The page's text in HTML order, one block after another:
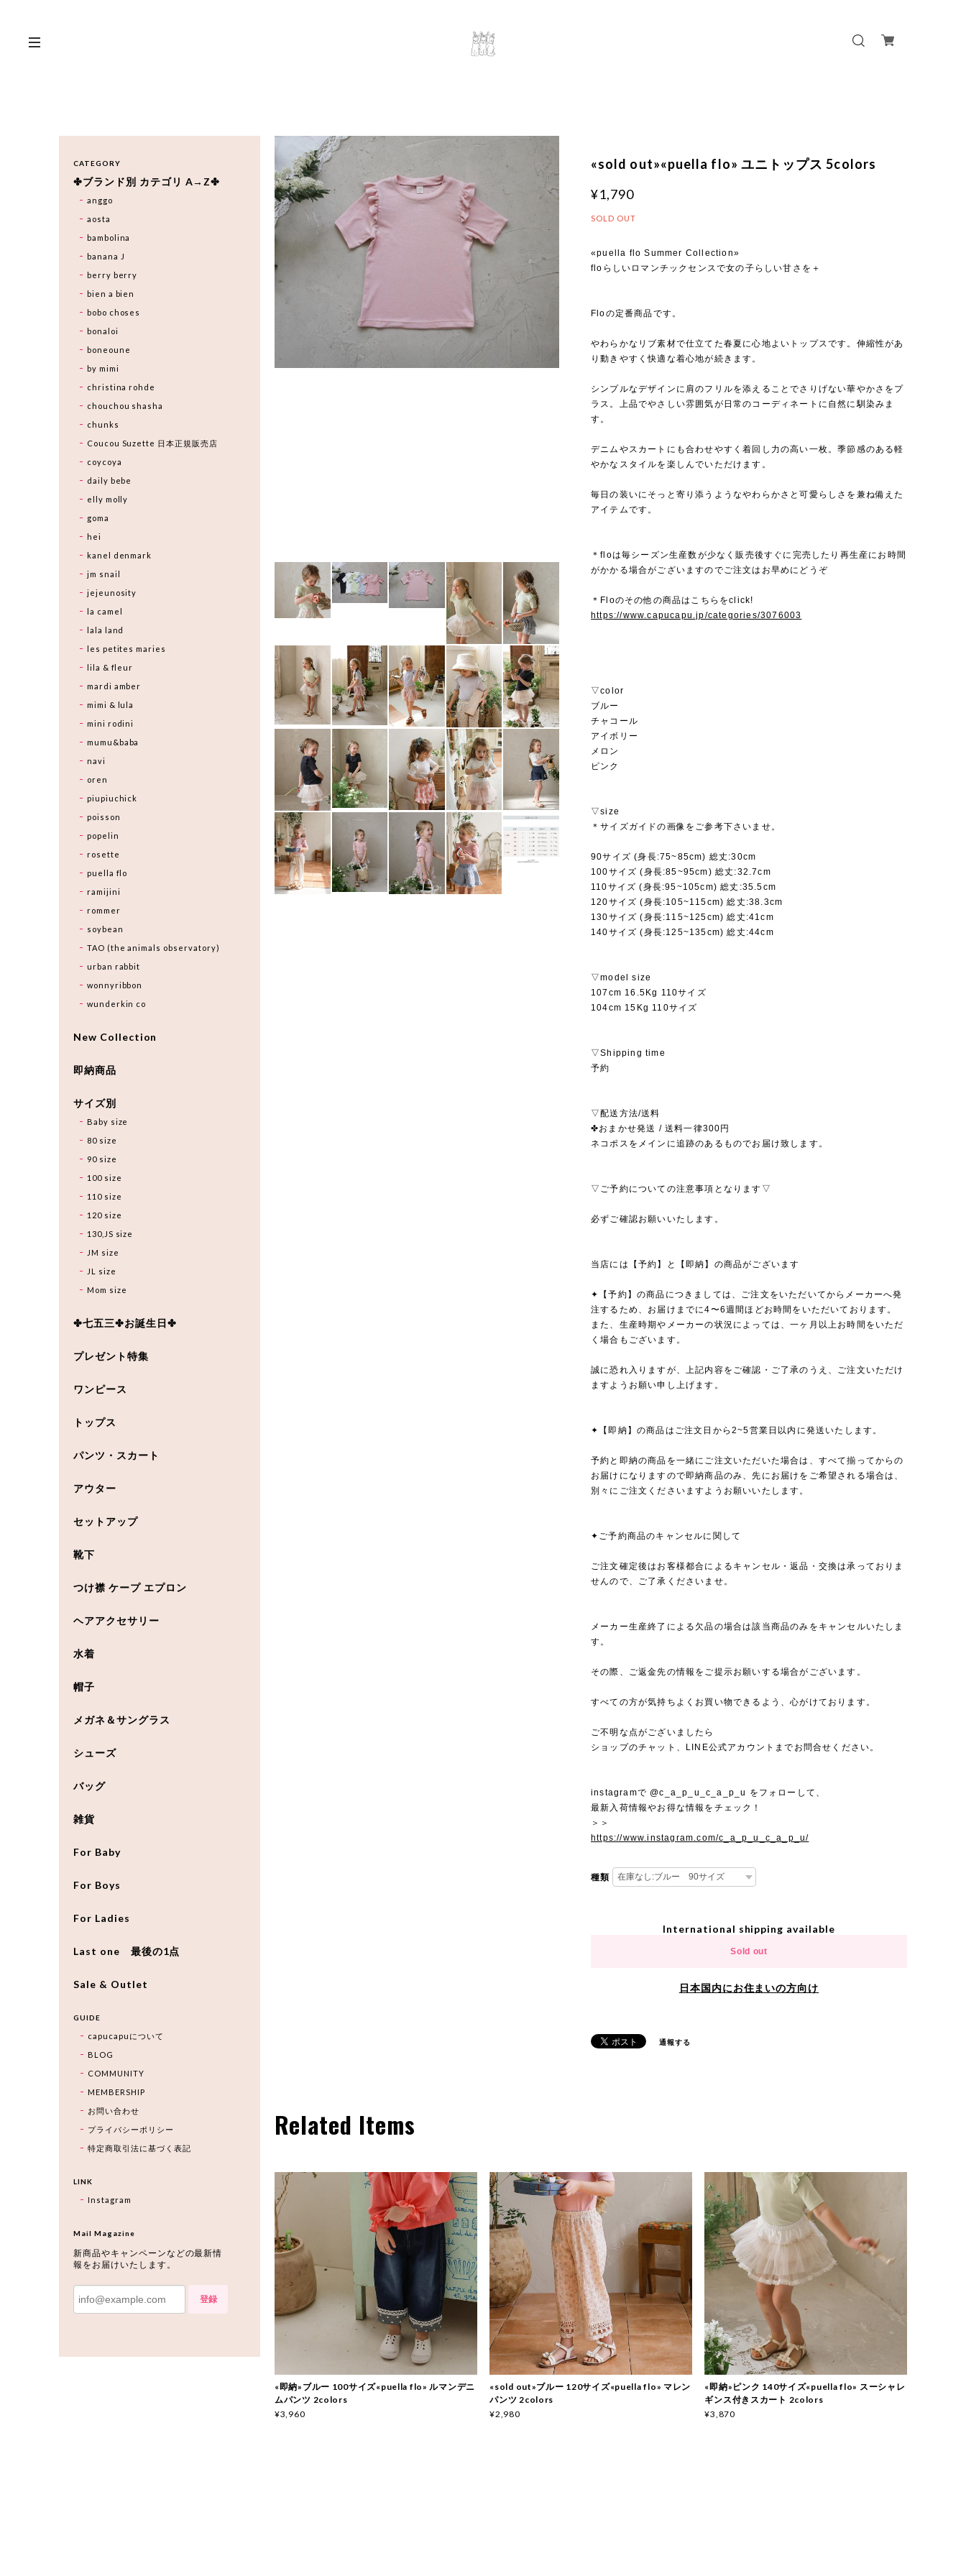
«sold out»«puella flo» ユニトップス 5colors
¥1,790
SOLD OUT
«puella flo Summer Collection»
floらしいロマンチックセンスで女の子らしい甘さを＋
Floの定番商品です。
やわらかなリブ素材で仕立てた春夏に心地よいトップスです。伸縮性があ
り動きやすく快適な着心地が続きます。
シンプルなデザインに肩のフリルを添えることでさりげない華やかさをプ
ラス。上品でやさしい雰囲気が日常のコーディネートに自然に馴染みま
す。
デニムやスカートにも合わせやすく着回し力の高い一枚。季節感のある軽
やかなスタイルを楽しんでいただけます。
毎日の装いにそっと寄り添うようなやわらかさと可愛らしさを兼ね備えた
アイテムです。
＊floは毎シーズン生産数が少なく販売後すぐに完売したり再生産にお時間
がかかる場合がございますのでご注文はお早めにどうぞ
＊Floのその他の商品はこちらをclick!
https://www.capucapu.jp/categories/3076003
▽color
ブルー
チャコール
アイボリー
メロン
ピンク
▽size
＊サイズガイドの画像をご参考下さいませ。
90サイズ (身長:75~85cm) 総丈:30cm
100サイズ (身長:85~95cm) 総丈:32.7cm
110サイズ (身長:95~105cm) 総丈:35.5cm
120サイズ (身長:105~115cm) 総丈:38.3cm
130サイズ (身長:115~125cm) 総丈:41cm
140サイズ (身長:125~135cm) 総丈:44cm
▽model size
107cm 16.5Kg 110サイズ
104cm 15Kg 110サイズ
▽Shipping time
予約
▽配送方法/送料
✤おまかせ発送 / 送料一律300円
ネコポスをメインに追跡のあるものでお届け致します。
▽ご予約についての注意事項となります▽
必ずご確認お願いいたします。
当店には【予約】と【即納】の商品がございます
✦【予約】の商品につきましては、ご注文をいただいてからメーカーへ発
注するため、お届けまでに4〜6週間ほどお時間をいただいております。
また、生産時期やメーカーの状況によっては、一ヶ月以上お時間をいただ
く場合もございます。
誠に恐れ入りますが、上記内容をご確認・ご了承のうえ、ご注文いただけ
ますようお願い申し上げます。
✦【即納】の商品はご注文日から2~5営業日以内に発送いたします。
予約と即納の商品を一緒にご注文いただいた場合は、すべて揃ってからの
お届けになりますので即納商品のみ、先にお届けをご希望される場合は、
別々にご注文くださいますようお願いいたします。
✦ご予約商品のキャンセルに関して
ご注文確定後はお客様都合によるキャンセル・返品・交換は承っておりま
せんので、ご了承くださいませ。
メーカー生産終了による欠品の場合は該当商品のみをキャンセルいたしま
す。
その際、ご返金先の情報をご提示お願いする場合がございます。
すべての方が気持ちよくお買い物できるよう、心がけております。
ご不明な点がございましたら
ショップのチャット、LINE公式アカウントまでお問合せください。
instagramで @c_a_p_u_c_a_p_u をフォローして、
最新入荷情報やお得な情報をチェック！
＞＞
https://www.instagram.com/c_a_p_u_c_a_p_u/
種類
International shipping available
Sold out
日本国内にお住まいの方向け
通報する
Related Items
«即納»ブルー 100サイズ«puella flo» ルマンデニ
ムパンツ 2colors
¥3,960
«sold out»ブルー 120サイズ«puella flo» マレン
パンツ 2colors
¥2,980
«即納»ピンク 140サイズ«puella flo» スーシャレ
ギンス付きスカート 2colors
¥3,870
CATEGORY
✤ブランド別 カテゴリ A→Z✤
anggo
aosta
bambolina
banana J
berry berry
bien a bien
bobo choses
bonaloi
boneoune
by mimi
christina rohde
chouchou shasha
chunks
Coucou Suzette 日本正規販売店
coycoya
daily bebe
elly molly
goma
hei
kanel denmark
jm snail
jejeunosity
la camel
lala land
les petites maries
lila & fleur
mardi amber
mimi & lula
mini rodini
mumu&baba
navi
oren
piupiuchick
poisson
popelin
rosette
puella flo
ramijini
rommer
soybean
TAO (the animals observatory)
urban rabbit
wonnyribbon
wunderkin co
New Collection
即納商品
サイズ別
Baby size
80 size
90 size
100 size
110 size
120 size
130,JS size
JM size
JL size
Mom size
✤七五三✤お誕生日✤
プレゼント特集
ワンピース
トップス
パンツ・スカート
アウター
セットアップ
靴下
つけ襟 ケープ エプロン
ヘアアクセサリー
水着
帽子
メガネ＆サングラス
シューズ
バッグ
雑貨
For Baby
For Boys
For Ladies
Last one 最後の1点
Sale & Outlet
GUIDE
capucapuについて
BLOG
COMMUNITY
MEMBERSHIP
お問い合わせ
プライバシーポリシー
特定商取引法に基づく表記
LINK
Instagram
Mail Magazine
新商品やキャンペーンなどの最新情
報をお届けいたします。
登録